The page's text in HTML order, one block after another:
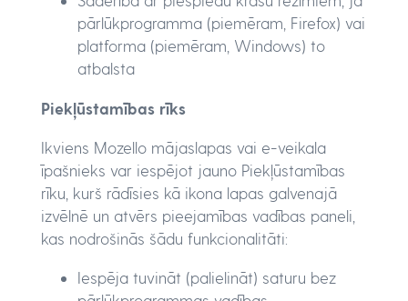
pārlūkprogramma (piemēram, Firefox) vai
platforma (piemēram, Windows) to
atbalsta
Piekļūstamības rīks
Ikviens Mozello mājaslapas vai e-veikala
īpašnieks var iespējot jauno Piekļūstamības
rīku, kurš rādīsies kā ikona lapas galvenajā
izvēlnē un atvērs pieejamības vadības paneli,
kas nodrošinās šādu funkcionalitāti:
Iespēja tuvināt (palielināt) saturu bez